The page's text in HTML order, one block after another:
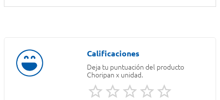
Deja tu puntuación del producto
Choripan x unidad.